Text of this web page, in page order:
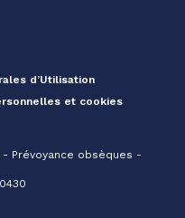
d’Utilisation
et cookies
Prévoyance obsèques -